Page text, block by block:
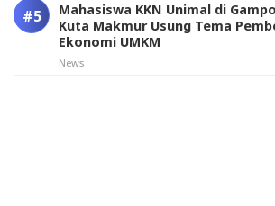
Mahasiswa KKN Unimal di
Kuta Makmur Usung Tema
Ekonomi UMKM
News